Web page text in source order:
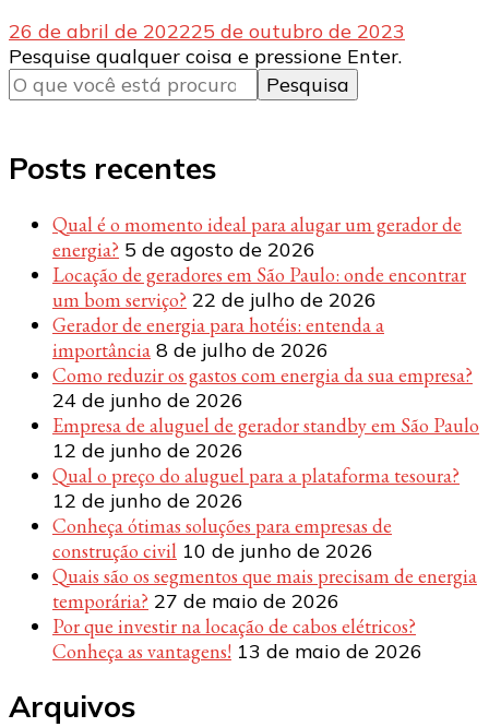
26 de abril de 202225 de outubro de 2023
Procurando
algo?
Pesquise qualquer coisa e pressione Enter.
Posts recentes
Qual é o momento ideal para alugar um gerador de
energia? 5 de agosto de 2026
Locação de geradores em São Paulo: onde encontrar
um bom serviço? 22 de julho de 2026
Gerador de energia para hotéis: entenda a
importância 8 de julho de 2026
Como reduzir os gastos com energia da sua empresa?
24 de junho de 2026
Empresa de aluguel de gerador standby em São Paulo
12 de junho de 2026
Qual o preço do aluguel para a plataforma tesoura?
12 de junho de 2026
Conheça ótimas soluções para empresas de
construção civil 10 de junho de 2026
Quais são os segmentos que mais precisam de energia
temporária? 27 de maio de 2026
Por que investir na locação de cabos elétricos?
Conheça as vantagens! 13 de maio de 2026
Arquivos